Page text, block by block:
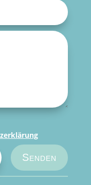
Senden